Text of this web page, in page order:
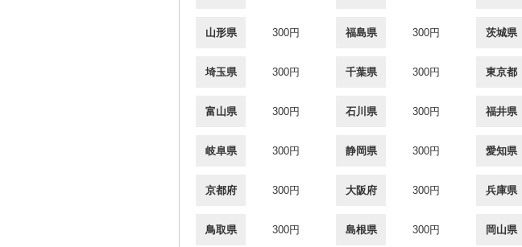
山形県 300円 福島県 300円 茨城県
埼玉県 300円 千葉県 300円 東京都
富山県 300円 石川県 300円 福井県
岐阜県 300円 静岡県 300円 愛知県
京都府 300円 大阪府 300円 兵庫県
鳥取県 300円 島根県 300円 岡山県